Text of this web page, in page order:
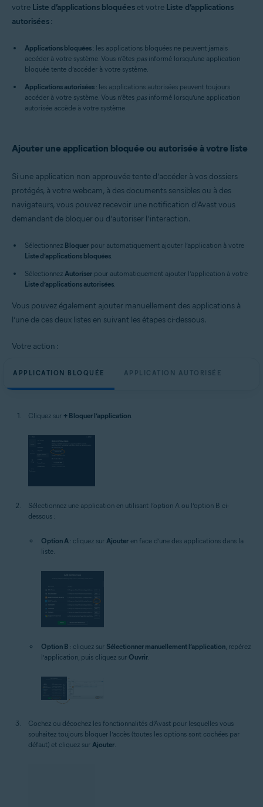
votre Liste d’applications bloquées et votre Liste d’applications
autorisées:
Applications bloquées : les applications bloquées ne peuvent jamais
accéder à votre système. Vous n’êtes pasinformé lorsqu’une application
bloquée tente d’accéder à votre système.
Applications autorisées : les applications autorisées peuvent toujours
accéder à votre système. Vous n’êtes pasinformé lorsqu’une application
autorisée accède à votre système.
Ajouter une application bloquée ou autorisée à votre liste
Si une application non approuvée tente d’accéder à vos dossiers
protégés, à votre webcam, à des documents sensibles ou à des
navigateurs, vous pouvez recevoir une notification d’Avast vous
demandant de bloquer ou d’autoriser l’interaction.
Sélectionnez Bloquer pour automatiquement ajouter l’application à votre
Liste d’applications bloquées
Sélectionnez Autoriser pour automatiquement ajouter l’application à votre
Liste d’applications autorisées
Vous pouvez également ajouter manuellement des applications à
l’une de ces deux listes en suivant les étapes ci-dessous.
Votre action :
APPLICATION BLOQUÉE APPLICATION AUTORISÉE
Cliquez sur + Bloquer l’application
Sélectionnez une application en utilisant l’option A ou l’option B ci-
dessous :
Option A : cliquez sur Ajouter en face d’une des applications dans la
liste.
Option B : cliquez sur Sélectionner manuellement l’application , repérez
l’application, puis cliquez sur Ouvrir
Cochez ou décochez les fonctionnalités d’Avast pour lesquelles vous
souhaitez toujours bloquer l’accès (toutes les options sont cochées par
défaut) et cliquez sur Ajouter